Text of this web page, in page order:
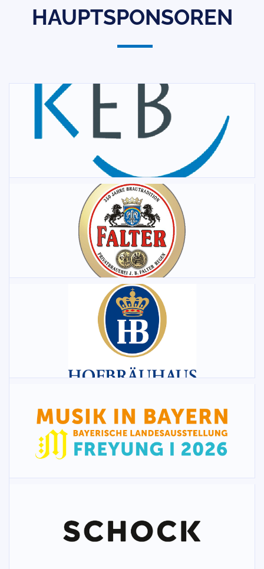
HAUPTSPONSOREN